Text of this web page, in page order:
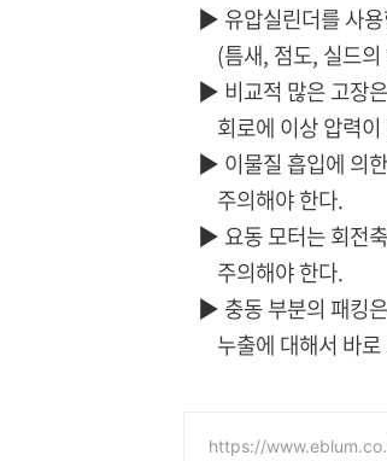
▶ 유압실린더를 사용
(틈새, 점도, 실드의
▶ 비교적 많은 고장
회로에 이상 압력이
▶ 이물질 흡입에 의
주의해야 한다.
▶ 요동 모터는 회전
주의해야 한다.
▶ 충동 부분의 패킹
누출에 대해서 바로
https://